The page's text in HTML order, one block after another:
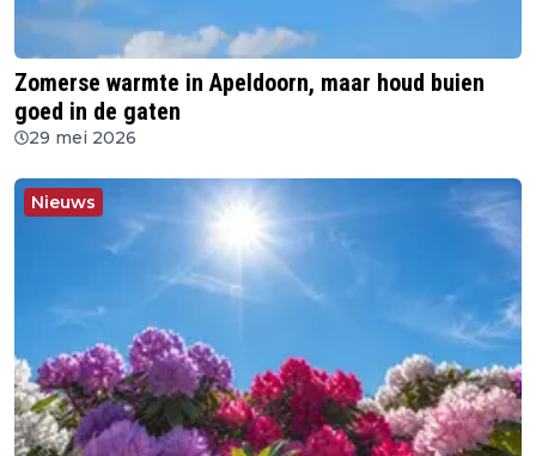
Zomerse warmte in Apeldoorn, maar houd buien
goed in de gaten
29 mei 2026
Nieuws